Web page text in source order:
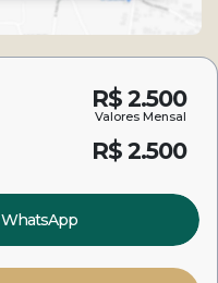
R$ 2.500
Valores Mensal
R$ 2.500
WhatsApp